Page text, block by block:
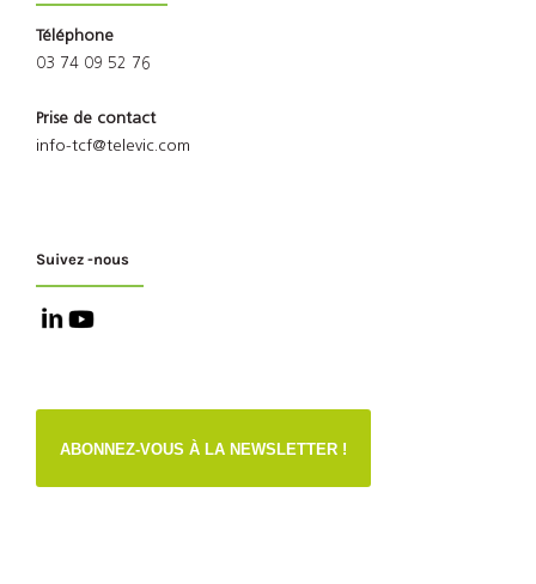
Téléphone
03 74 09 52 76
Prise de contact
info-tcf@televic.com
Suivez -nous
ABONNEZ-VOUS À LA NEWSLETTER !